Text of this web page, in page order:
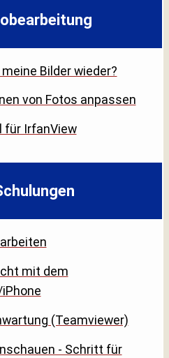
Bilder wieder?
von Fotos anpassen
für IrfanView
mit dem
(Teamviewer)
- Schritt für